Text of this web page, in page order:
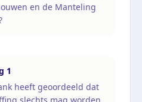
en de Manteling
1
heeft geoordeeld dat
slechts mag worden